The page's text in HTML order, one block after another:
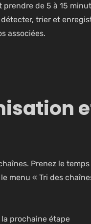
prendre de 5 à 15
trier et
associées.
Prenez le
menu « Tri des
prochaine étape